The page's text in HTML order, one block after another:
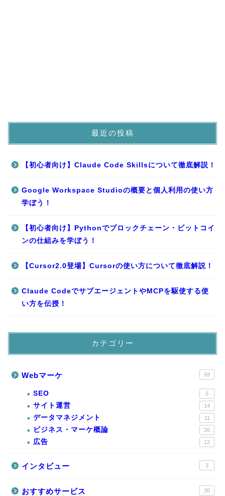
最近の投稿
【初心者向け】Claude Code Skillsについて徹底解説！
Google Workspace Studioの概要と個人利用の使い方
学ぼう！
【初心者向け】Pythonでブロックチェーン・ビットコイ
ンの仕組みを学ぼう！
【Cursor2.0登場】Cursorの使い方について徹底解説！
Claude CodeでサブエージェントやMCPを駆使する使
い方を伝授！
カテゴリー
Webマーケ 69
SEO 5
サイト運営 14
データマネジメント 11
ビジネス・マーケ概論 26
広告 12
インタビュー 3
おすすめサービス 30